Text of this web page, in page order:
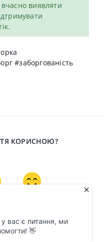
виявляти
#заборгованість
КОРИСНОЮ?